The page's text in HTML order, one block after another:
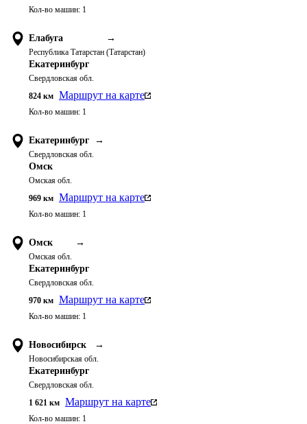
Кол-во машин: 1
Елабуга →
Республика Татарстан (Татарстан)
Екатеринбург
Свердловская обл.
824 км Маршрут на карте
Кол-во машин: 1
Екатеринбург →
Свердловская обл.
Омск
Омская обл.
969 км Маршрут на карте
Кол-во машин: 1
Омск →
Омская обл.
Екатеринбург
Свердловская обл.
970 км Маршрут на карте
Кол-во машин: 1
Новосибирск →
Новосибирская обл.
Екатеринбург
Свердловская обл.
1 621 км Маршрут на карте
Кол-во машин: 1